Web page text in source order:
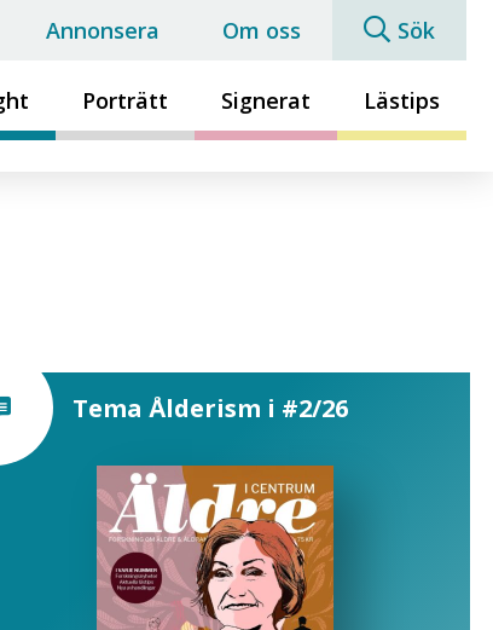
Porträtt Signerat Lästips
Annonsera Om oss Sök
Tema Ålderism i #2/26